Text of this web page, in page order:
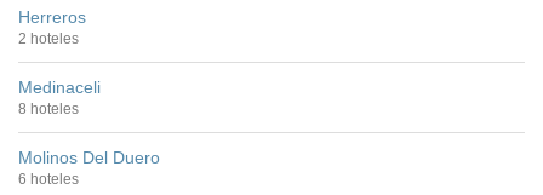
Herreros
2 hoteles
Medinaceli
8 hoteles
Molinos Del Duero
6 hoteles